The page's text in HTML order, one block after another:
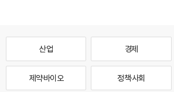
산업 경제
제약·바이오 정책·사회